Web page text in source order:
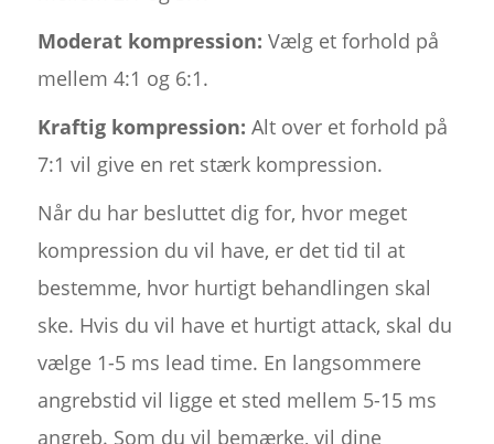
Moderat kompression: Vælg et forhold på
mellem 4:1 og 6:1.
Kraftig kompression: Alt over et forhold på
7:1 vil give en ret stærk kompression.
Når du har besluttet dig for, hvor meget
kompression du vil have, er det tid til at
bestemme, hvor hurtigt behandlingen skal
ske. Hvis du vil have et hurtigt attack, skal du
vælge 1-5 ms lead time. En langsommere
angrebstid vil ligge et sted mellem 5-15 ms
angreb. Som du vil bemærke, vil dine